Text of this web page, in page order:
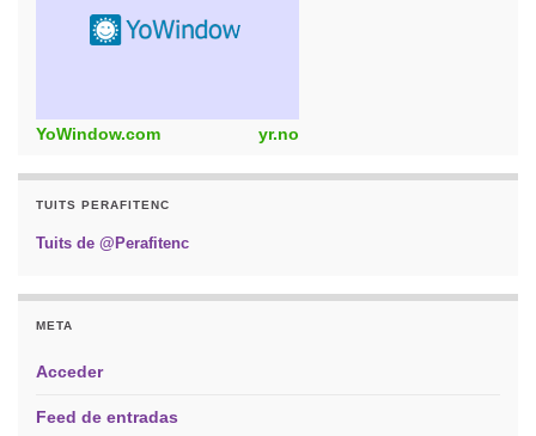
YoWindow.com yr.no
TUITS PERAFITENC
Tuits de @Perafitenc
META
Acceder
Feed de entradas